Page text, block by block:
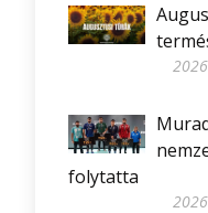
folytatta